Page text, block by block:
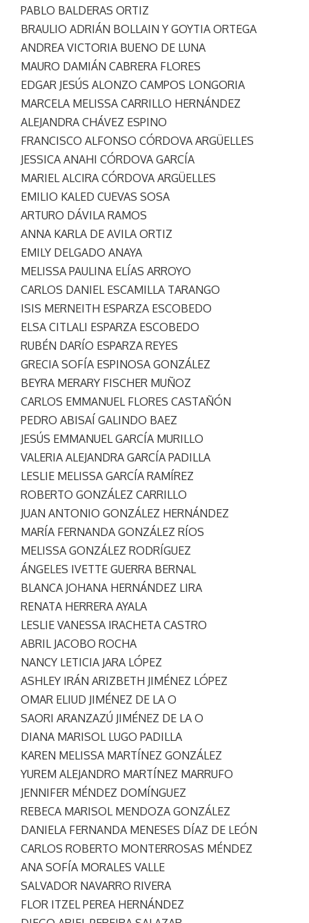
PABLO BALDERAS ORTIZ
BRAULIO ADRIÁN BOLLAIN Y GOYTIA ORTEGA
ANDREA VICTORIA BUENO DE LUNA
MAURO DAMIÁN CABRERA FLORES
EDGAR JESÚS ALONZO CAMPOS LONGORIA
MARCELA MELISSA CARRILLO HERNÁNDEZ
ALEJANDRA CHÁVEZ ESPINO
FRANCISCO ALFONSO CÓRDOVA ARGÜELLES
JESSICA ANAHI CÓRDOVA GARCÍA
MARIEL ALCIRA CÓRDOVA ARGÜELLES
EMILIO KALED CUEVAS SOSA
ARTURO DÁVILA RAMOS
ANNA KARLA DE AVILA ORTIZ
EMILY DELGADO ANAYA
MELISSA PAULINA ELÍAS ARROYO
CARLOS DANIEL ESCAMILLA TARANGO
ISIS MERNEITH ESPARZA ESCOBEDO
ELSA CITLALI ESPARZA ESCOBEDO
RUBÉN DARÍO ESPARZA REYES
GRECIA SOFÍA ESPINOSA GONZÁLEZ
BEYRA MERARY FISCHER MUÑOZ
CARLOS EMMANUEL FLORES CASTAÑÓN
PEDRO ABISAÍ GALINDO BAEZ
JESÚS EMMANUEL GARCÍA MURILLO
VALERIA ALEJANDRA GARCÍA PADILLA
LESLIE MELISSA GARCÍA RAMÍREZ
ROBERTO GONZÁLEZ CARRILLO
JUAN ANTONIO GONZÁLEZ HERNÁNDEZ
MARÍA FERNANDA GONZÁLEZ RÍOS
MELISSA GONZÁLEZ RODRÍGUEZ
ÁNGELES IVETTE GUERRA BERNAL
BLANCA JOHANA HERNÁNDEZ LIRA
RENATA HERRERA AYALA
LESLIE VANESSA IRACHETA CASTRO
ABRIL JACOBO ROCHA
NANCY LETICIA JARA LÓPEZ
ASHLEY IRÁN ARIZBETH JIMÉNEZ LÓPEZ
OMAR ELIUD JIMÉNEZ DE LA O
SAORI ARANZAZÚ JIMÉNEZ DE LA O
DIANA MARISOL LUGO PADILLA
KAREN MELISSA MARTÍNEZ GONZÁLEZ
YUREM ALEJANDRO MARTÍNEZ MARRUFO
JENNIFER MÉNDEZ DOMÍNGUEZ
REBECA MARISOL MENDOZA GONZÁLEZ
DANIELA FERNANDA MENESES DÍAZ DE LEÓN
CARLOS ROBERTO MONTERROSAS MÉNDEZ
ANA SOFÍA MORALES VALLE
SALVADOR NAVARRO RIVERA
FLOR ITZEL PEREA HERNÁNDEZ